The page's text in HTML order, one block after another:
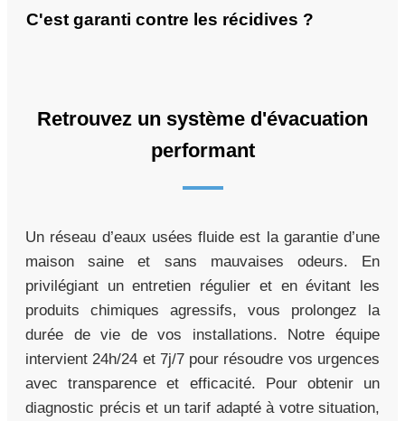
C'est garanti contre les récidives ?
Retrouvez un système d'évacuation
performant
Un réseau d’eaux usées fluide est la garantie d’une
maison saine et sans mauvaises odeurs. En
privilégiant un entretien régulier et en évitant les
produits chimiques agressifs, vous prolongez la
durée de vie de vos installations. Notre équipe
intervient 24h/24 et 7j/7 pour résoudre vos urgences
avec transparence et efficacité. Pour obtenir un
diagnostic précis et un tarif adapté à votre situation,